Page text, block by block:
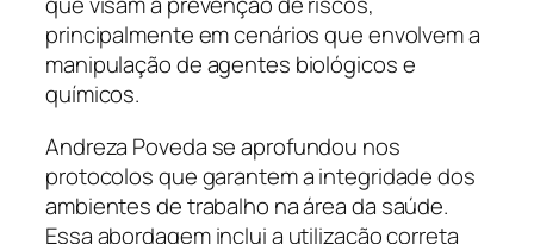
principalmente em cenários que envolvem a
manipulação de agentes biológicos e
químicos.
Andreza Poveda se aprofundou nos
protocolos que garantem a integridade dos
ambientes de trabalho na área da saúde.
Essa abordagem inclui a utilização correta